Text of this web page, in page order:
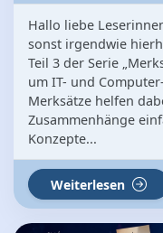
Hallo liebe
sonst irgendwie
Teil 3 der Serie
um IT- und
Merksätze helfen
Zusammenhänge
Konzepte...
Weiterlesen